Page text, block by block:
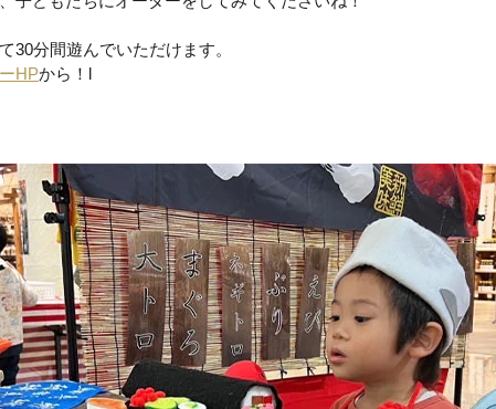
分間遊んでいただけます。
HPから！l